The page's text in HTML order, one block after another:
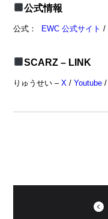
公式情報
公式： EWC 公式サイト /
SCARZ – LINK
りゅうせい – X / Youtube/